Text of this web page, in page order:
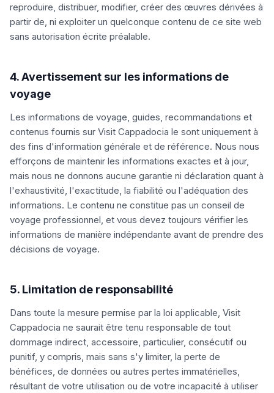
reproduire, distribuer, modifier, créer des œuvres dérivées à
partir de, ni exploiter un quelconque contenu de ce site web
sans autorisation écrite préalable.
4. Avertissement sur les informations de
voyage
Les informations de voyage, guides, recommandations et
contenus fournis sur Visit Cappadocia le sont uniquement à
des fins d'information générale et de référence. Nous nous
efforçons de maintenir les informations exactes et à jour,
mais nous ne donnons aucune garantie ni déclaration quant à
l'exhaustivité, l'exactitude, la fiabilité ou l'adéquation des
informations. Le contenu ne constitue pas un conseil de
voyage professionnel, et vous devez toujours vérifier les
informations de manière indépendante avant de prendre des
décisions de voyage.
5. Limitation de responsabilité
Dans toute la mesure permise par la loi applicable, Visit
Cappadocia ne saurait être tenu responsable de tout
dommage indirect, accessoire, particulier, consécutif ou
punitif, y compris, mais sans s'y limiter, la perte de
bénéfices, de données ou autres pertes immatérielles,
résultant de votre utilisation ou de votre incapacité à utiliser